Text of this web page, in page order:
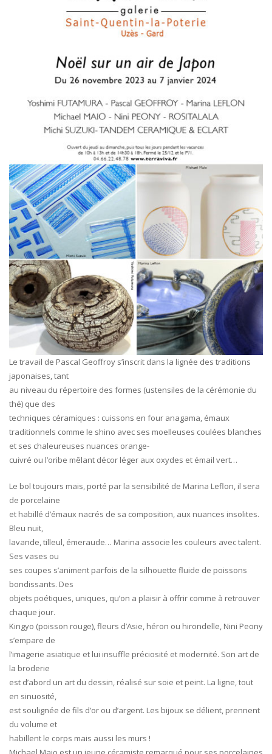
Le travail de Pascal Geoffroy s’inscrit dans la lignée des traditions
japonaises, tant
au niveau du répertoire des formes (ustensiles de la cérémonie du
thé) que des
techniques céramiques : cuissons en four anagama, émaux
traditionnels comme le shino avec ses moelleuses coulées blanches
et ses chaleureuses nuances orange-
cuivré ou l’oribe mêlant décor léger aux oxydes et émail vert…
Le bol toujours mais, porté par la sensibilité de Marina Leflon, il sera
de porcelaine
et habillé d’émaux nacrés de sa composition, aux nuances insolites.
Bleu nuit,
lavande, tilleul, émeraude… Marina associe les couleurs avec talent.
Ses vases ou
ses coupes s’animent parfois de la silhouette fluide de poissons
bondissants. Des
objets poétiques, uniques, qu’on a plaisir à offrir comme à retrouver
chaque jour.
Kingyo (poisson rouge), fleurs d’Asie, héron ou hirondelle, Nini Peony
s’empare de
l’imagerie asiatique et lui insuffle préciosité et modernité. Son art de
la broderie
est d’abord un art du dessin, réalisé sur soie et peint. La ligne, tout
en sinuosité,
est soulignée de fils d’or ou d’argent. Les bijoux se délient, prennent
du volume et
habillent le corps mais aussi les murs !